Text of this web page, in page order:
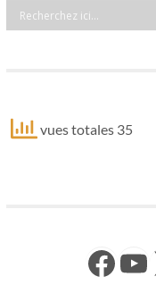
vues totales 35
Facebook YouTube